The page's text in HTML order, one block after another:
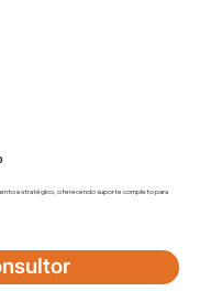
estratégico, oferecendo suporte completo para